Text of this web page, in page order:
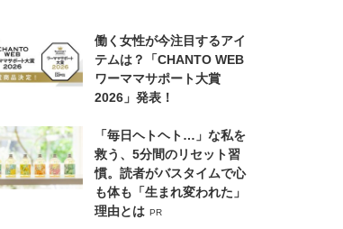
働く女性が今注目するアイ
テムは？「CHANTO WEB
ワーママサポート大賞
2026」発表！
「毎日ヘトヘト…」な私を
救う、5分間のリセット習
慣。読者がバスタイムで心
も体も「生まれ変われた」
理由とは PR